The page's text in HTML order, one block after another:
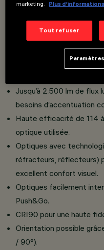
d’environnement.
Classe III avec
Large choix de
Jusqu’à 2.500 lm de flux
besoins d’accentuation
Haute efficacité de 114
optique utilisée.
Optiques avec
réfracteurs, réflecteurs)
excellent confort visuel.
Optiques facilement
Push&Go.
CRI90 pour une haute
Orientation possible
/ 90°).
marketing.
Plus d’informations
Tout refuser